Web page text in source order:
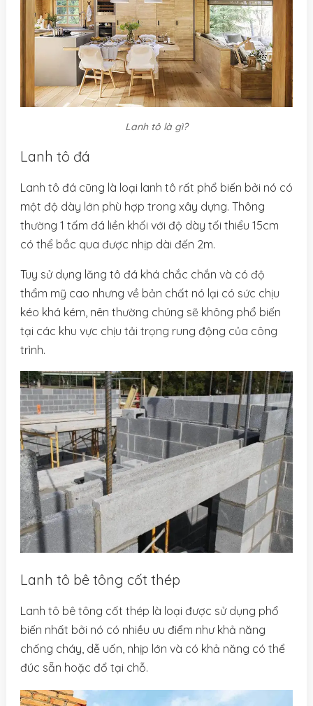
Lanh tô là gì?
Lanh tô đá
Lanh tô đá cũng là loại lanh tô rất phổ biến bởi nó có
một độ dày lớn phù hợp trong xây dựng. Thông
thường 1 tấm đá liền khối với độ dày tối thiểu 15cm
có thể bắc qua được nhịp dài đến 2m.
Tuy sử dụng lăng tô đá khá chắc chắn và có độ
thẩm mỹ cao nhưng về bản chất nó lại có sức chịu
kéo khá kém, nên thường chúng sẽ không phổ biến
tại các khu vực chịu tải trọng rung động của công
trình.
Lanh tô bê tông cốt thép
Lanh tô bê tông cốt thép là loại được sử dụng phổ
biến nhất bởi nó có nhiều ưu điểm như khả năng
chống cháy, dễ uốn, nhịp lớn và có khả năng có thể
đúc sẵn hoặc đổ tại chỗ.